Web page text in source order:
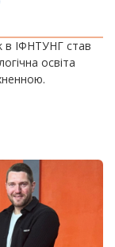
в ІФНТУНГ став
освіта